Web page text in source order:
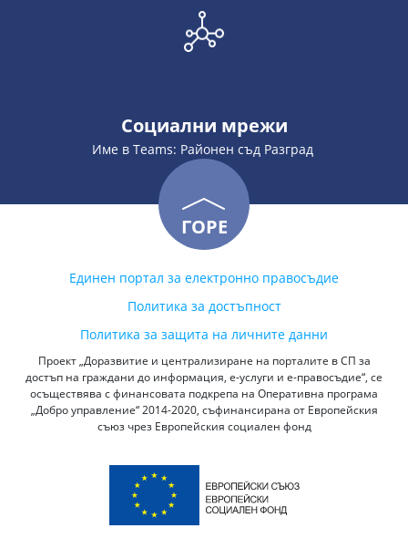
Социални мрежи
Име в Teams: Районен съд Разград
ГОРЕ
Единен портал за електронно правосъдие
Политика за достъпност
Политика за защита на личните данни
Проект „Доразвитие и централизиране на порталите в СП за
достъп на граждани до информация, е-услуги и е-правосъдие“, се
осъществява с финансовата подкрепа на Оперативна програма
„Добро управление“ 2014-2020, съфинансирана от Европейския
съюз чрез Европейския социален фонд